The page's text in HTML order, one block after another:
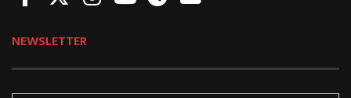
NEWSLETTER